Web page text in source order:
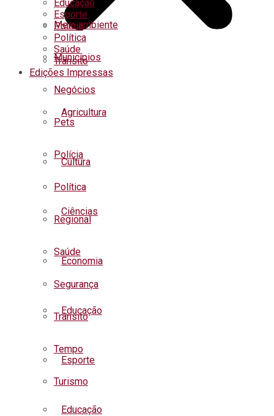
Agricultura
Cultura
Ciências
Economia
Educação
Esporte
Educação
Meio ambiente
Municípios
Negócios
Pets
Polícia
Política
Regional
Saúde
Segurança
Trânsito
Tempo
Turismo
Educação
Esporte
Polícia
Política
Saúde
Trânsito
Edições Impressas